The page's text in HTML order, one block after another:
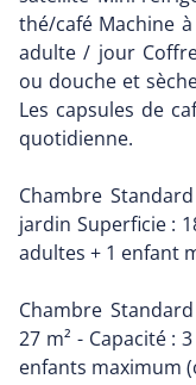
thé/café Machine
adulte / jour
ou douche et
Les capsules de
quotidienne.
Chambre
jardin Superficie :
adultes + 1 enfant
Chambre
27 m² - Capacité :
enfants maximum